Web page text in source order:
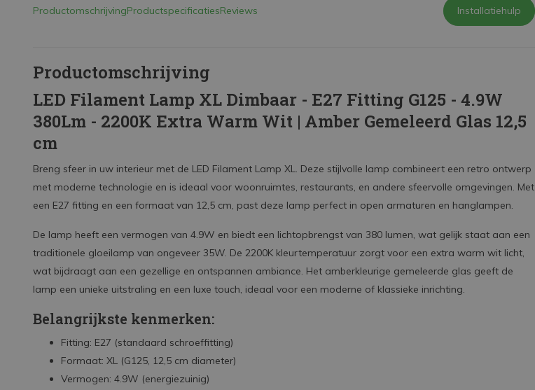
ProductomschrijvingProductspecificatiesReviews Installatiehulp
Productomschrijving
LED Filament Lamp XL Dimbaar - E27 Fitting G125 - 4.9W
380Lm - 2200K Extra Warm Wit | Amber Gemeleerd Glas 12,5
cm
Breng sfeer in uw interieur met de LED Filament Lamp XL. Deze stijlvolle lamp combineert een retro ontwerp
met moderne technologie en is ideaal voor woonruimtes, restaurants, en andere sfeervolle omgevingen. Met
een E27 fitting en een formaat van 12,5 cm, past deze lamp perfect in open armaturen en hanglampen.
De lamp heeft een vermogen van 4.9W en biedt een lichtopbrengst van 380 lumen, wat gelijk staat aan een
traditionele gloeilamp van ongeveer 35W. De 2200K kleurtemperatuur zorgt voor een extra warm wit licht,
wat bijdraagt aan een gezellige en ontspannen ambiance. Het amberkleurige gemeleerde glas geeft de
lamp een unieke uitstraling en een luxe touch, ideaal voor een moderne of klassieke inrichting.
Belangrijkste kenmerken:
Fitting: E27 (standaard schroeffitting)
Formaat: XL (G125, 12,5 cm diameter)
Vermogen: 4.9W (energiezuinig)